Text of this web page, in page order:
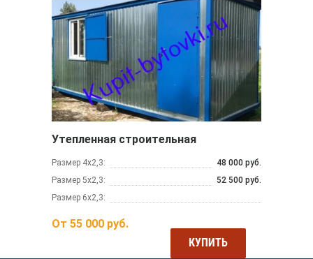
Утепленная строительная
Размер 4х2,3:
48 000 руб.
Размер 5х2,3:
52 500 руб.
Размер 6х2,3:
От 55 000 руб.
КУПИТЬ